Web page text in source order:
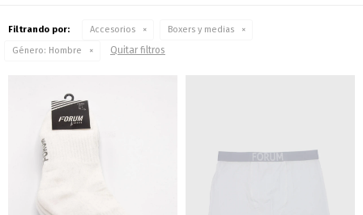
Filtrando por: Accesorios
Boxers y medias
Género: Hombre Quitar filtros